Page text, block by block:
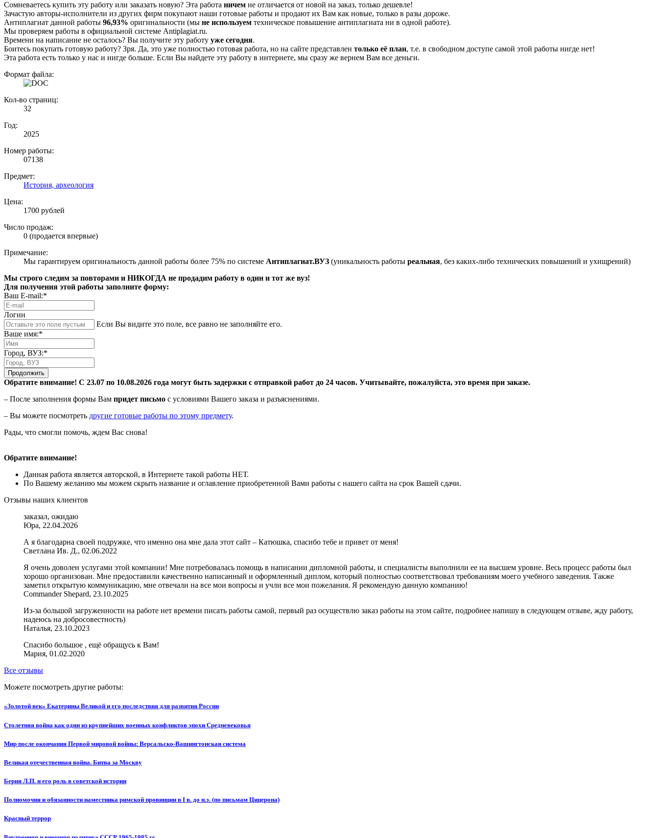
Сомневаетесь купить эту работу или заказать новую? Эта работа ничем не отличается от новой на заказ, только дешевле!
Зачастую авторы-исполнители из других фирм покупают наши готовые работы и продают их Вам как новые, только в разы дороже.
Антиплагиат данной работы 96,93% оригинальности (мы не используем техническое повышение антиплагиата ни в одной работе).
Мы проверяем работы в официальной системе Аntiplagiat.ru.
Времени на написание не осталось? Вы получите эту работу уже сегодня.
Боитесь покупать готовую работу? Зря. Да, это уже полностью готовая работа, но на сайте представлен только её план, т.е. в свободном доступе самой этой работы нигде нет!
Эта работа есть только у нас и нигде больше. Если Вы найдете эту работу в интернете, мы сразу же вернем Вам все деньги.
Формат файла:
Кол-во страниц:
32
Год:
2025
Номер работы:
07138
Предмет:
История, археология
Цена:
1700 рублей
Число продаж:
0 (продается впервые)
Примечание:
Мы гарантируем оригинальность данной работы более 75% по системе Антиплагиат.ВУЗ (уникальность работы реальная, без каких-либо технических повышений и ухищрений)
Мы строго следим за повторами и НИКОГДА не продадим работу в один и тот же вуз!
Для получения этой работы заполните форму:
Ваш E-mail:*
Логин
Если Вы видите это поле, все равно не заполняйте его.
Ваше имя:*
Город, ВУЗ:*
Продолжить
Обратите внимание! С 23.07 по 10.08.2026 года могут быть задержки с отправкой работ до 24 часов. Учитывайте, пожалуйста, это время при заказе.
– После заполнения формы Вам придет письмо с условиями Вашего заказа и разъяснениями.
– Вы можете посмотреть другие готовые работы по этому предмету.
Рады, что смогли помочь, ждем Вас снова!
Обратите внимание!
Данная работа является авторской, в Интернете такой работы НЕТ.
По Вашему желанию мы можем скрыть название и оглавление приобретенной Вами работы с нашего сайта на срок Вашей сдачи.
Отзывы наших клиентов
заказал, ожидаю
Юра, 22.04.2026
А я благодарна своей подружке, что именно она мне дала этот сайт – Катюшка, спасибо тебе и привет от меня!
Светлана Ив. Д., 02.06.2022
Я очень доволен услугами этой компании! Мне потребовалась помощь в написании дипломной работы, и специалисты выполнили ее на высшем уровне. Весь процесс работы был
хорошо организован. Мне предоставили качественно написанный и оформленный диплом, который полностью соответствовал требованиям моего учебного заведения. Также
заметил открытую коммуникацию, мне отвечали на все мои вопросы и учли все мои пожелания. Я рекомендую данную компанию!
Commander Shepard, 23.10.2025
Из-за большой загруженности на работе нет времени писать работы самой, первый раз осуществлю заказ работы на этом сайте, подробнее напишу в следующем отзыве, жду работу,
надеюсь на добросовестность)
Наталья, 23.10.2023
Спасибо большое , ещё обращусь к Вам!
Мария, 01.02.2020
Все отзывы
Можете посмотреть другие работы:
«Золотой век» Екатерины Великой и его последствия для развития России
Столетняя война как один из крупнейших военных конфликтов эпохи Средневековья
Мир после окончания Первой мировой войны: Версальско-Вашингтонская система
Великая отечественная война. Битва за Москву
Берия Л.П. и его роль в советской истории
Полномочия и обязанности наместника римской провинции в I в. до н.э. (по письмам Цицерона)
Красный террор